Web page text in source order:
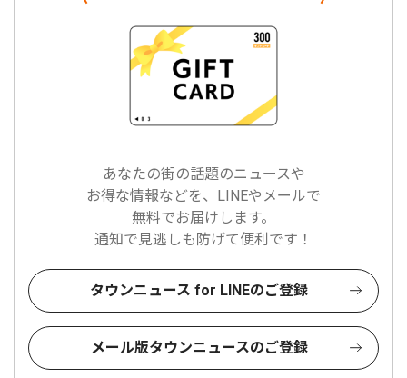
あなたの街の話題のニュースや
お得な情報などを、LINEやメールで
無料でお届けします。
通知で見逃しも防げて便利です！
タウンニュース for LINEのご登録
メール版タウンニュースのご登録